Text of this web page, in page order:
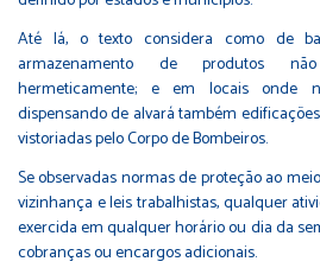
Até lá, o texto considera como de
armazenamento de produtos não
hermeticamente; e em locais onde
dispensando de alvará também
vistoriadas pelo Corpo de Bombeiros.
Se observadas normas de proteção ao
vizinhança e leis trabalhistas, qualquer
exercida em qualquer horário ou dia da
cobranças ou encargos adicionais.